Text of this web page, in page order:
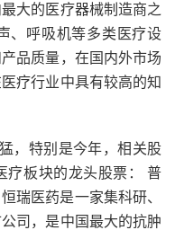
大的医疗器械制造商之
、呼吸机等多类医疗设
品质量，在国内外市场
疗行业中具有较高的知
，特别是今年，相关股
疗板块的龙头股票： 普
瑞医药是一家集科研、
司，是中国最大的抗肿